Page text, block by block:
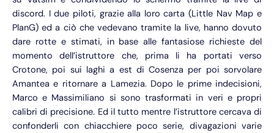
discord. I due piloti, grazie alla loro carta (Little Nav Map e
PlanG) ed a ciò che vedevano tramite la live, hanno dovuto
dare rotte e stimati, in base alle fantasiose richieste del
momento dell’istruttore che, prima li ha portati verso
Crotone, poi sui laghi a est di Cosenza per poi sorvolare
Amantea e ritornare a Lamezia. Dopo le prime indecisioni,
Marco e Massimiliano si sono trasformati in veri e propri
calibri di precisione. Ed il tutto mentre l’istruttore cercava di
confonderli con chiacchiere poco serie, divagazioni varie